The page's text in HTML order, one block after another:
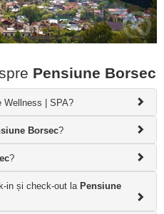
Pensiune Borsec
Wellness | SPA?
Borsec?
?
in și check-out la Pensiune